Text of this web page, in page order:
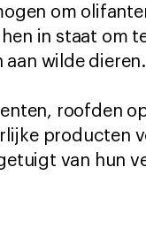
om
in staat om
aan wilde dieren.
roofden
producten
van hun